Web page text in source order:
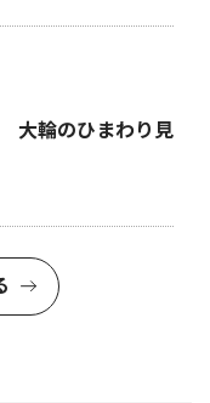
大輪のひまわり見